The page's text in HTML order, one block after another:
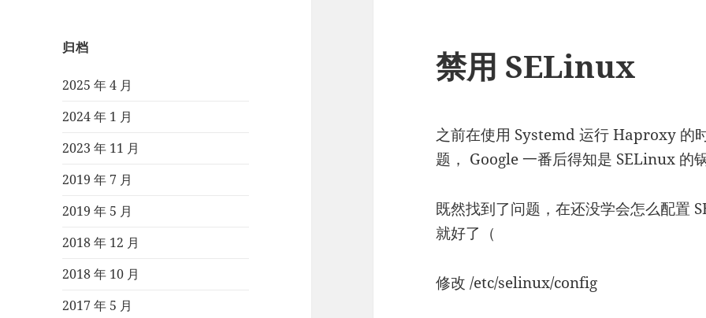
归档
2025 年 4 月
2024 年 1 月
2023 年 11 月
2019 年 7 月
2019 年 5 月
2018 年 12 月
2018 年 10 月
2017 年 5 月
禁用 SELinux
之前在使用 Systemd 运行 Haproxy 的
题， Google 一番后得知是 SELinux 的
既然找到了问题，在还没学会怎么配置
就好了（
修改 /etc/selinux/config